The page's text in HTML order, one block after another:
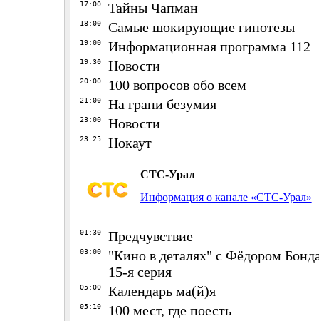
17:00 Тайны Чапман
18:00 Самые шокирующие гипотезы
19:00 Информационная программа 112
19:30 Новости
20:00 100 вопросов обо всем
21:00 На грани безумия
23:00 Новости
23:25 Нокаут
СТС-Урал
Информация о канале «СТС-Урал»
01:30 Предчувствие
03:00
"Кино в деталях" с Фёдором
15-я серия
05:00 Календарь ма(й)я
05:10 100 мест, где поесть